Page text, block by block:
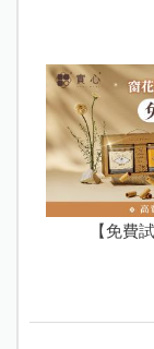
【免費